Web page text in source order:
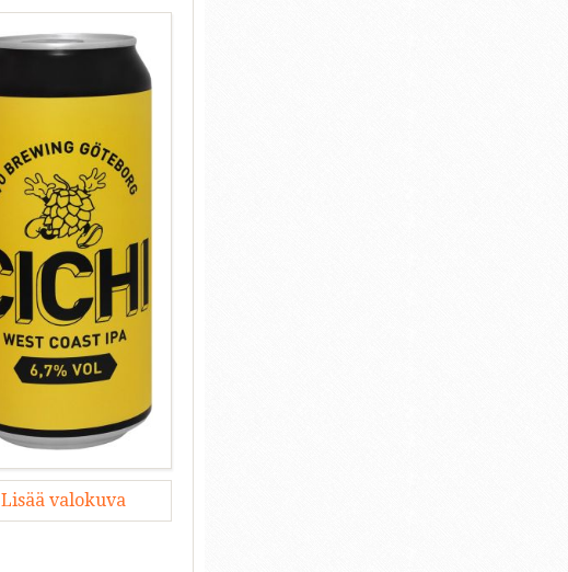
Lisää valokuva